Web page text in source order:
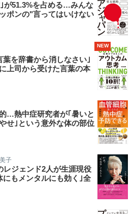
が51.3%を占める…みんな
ポンの"言ってはいけない
を辞書から消しなさい｣
上司から受けた言葉の本
NEW
…熱中症研究者が｢暑いと
せ｣という意外な体の部位
子
レジェンド2人が生涯現役
もメンタルにも効く｣全